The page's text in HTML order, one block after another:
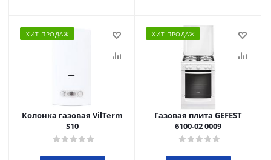
ХИТ ПРОДАЖ
Колонка газовая VilTerm
S10
ХИТ ПРОДАЖ
Газовая плита GEFEST
6100-02 0009